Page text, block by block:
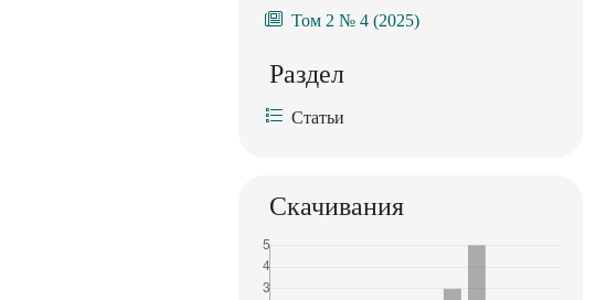
Том 2 № 4 (2025)
Раздел
Статьи
Скачивания